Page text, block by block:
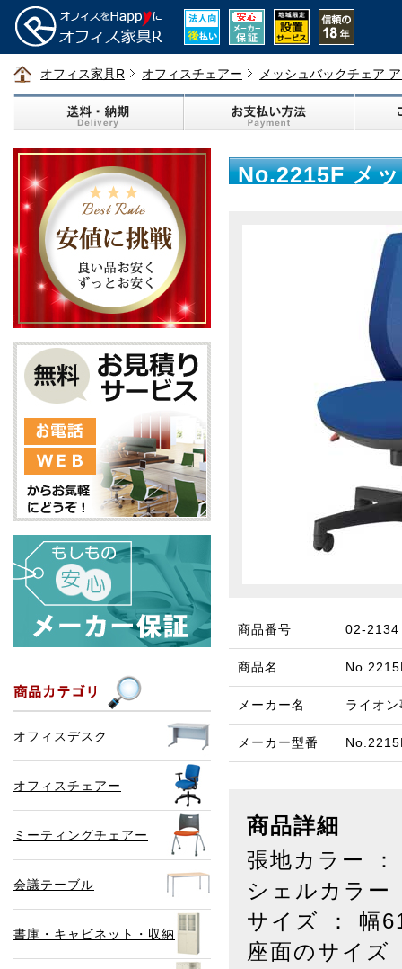
オフィス家具R オフィスチェアー メッシュバックチェア
オフィスデスク
オフィスチェアー
ミーティングチェアー
会議テーブル
書庫・キャビネット・収納
No.2215F メ
商品番号 02-2134
商品名
メーカー名 ライオ
メーカー型番
商品詳細
張地カラー
シェルカラー
サイズ ： 幅
座面のサイズ